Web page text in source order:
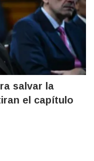
salvar la
el capítulo